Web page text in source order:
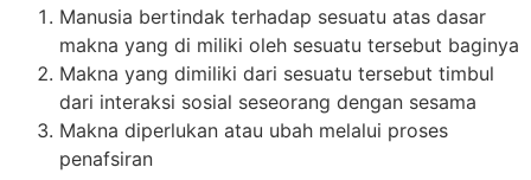
Manusia bertindak terhadap sesuatu atas dasar
makna yang di miliki oleh sesuatu tersebut baginya
Makna yang dimiliki dari sesuatu tersebut timbul
dari interaksi sosial seseorang dengan sesama
Makna diperlukan atau ubah melalui proses
penafsiran